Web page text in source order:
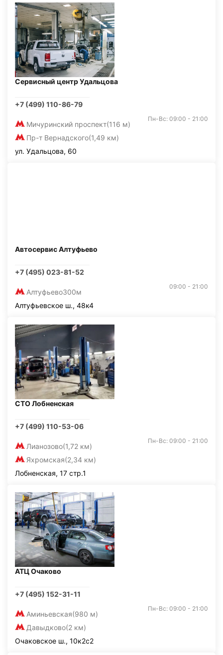
Сервисный центр Удальцова
+7 (499) 110-86-79
Мичуринский проспект(116 м)
Пр-т Вернадского(1,49 км)
Пн-Вс: 09:00 - 21:00
ул. Удальцова, 60
Автосервис Алтуфьево
+7 (495) 023-81-52
Алтуфьево300м
09:00 - 21:00
Алтуфьевское ш., 48к4
СТО Лобненская
+7 (499) 110-53-06
Лианозово(1,72 км)
Яхромская(2,34 км)
Пн-Вс: 09:00 - 21:00
Лобненская, 17 стр.1
АТЦ Очаково
+7 (495) 152-31-11
Аминьевская(980 м)
Давыдково(2 км)
Пн-Вс: 09:00 - 21:00
Очаковское ш., 10к2с2